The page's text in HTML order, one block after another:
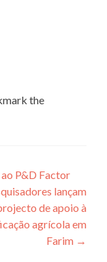
the
P&D Factor
lançam
de apoio à
agrícola em
Farim →